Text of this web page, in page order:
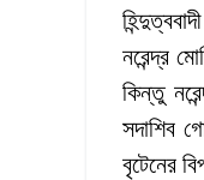
নরেন্দ্র
কিন্তু
সদাশিব
বৃটেনের